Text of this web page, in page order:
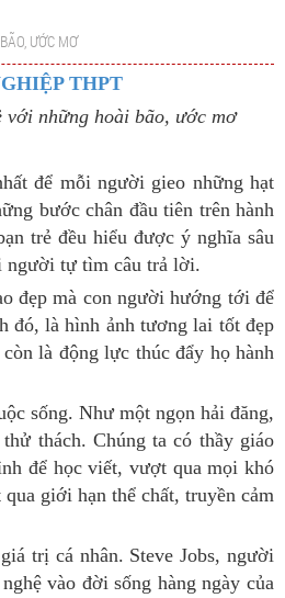
ƯỚC MƠ
THPT
với những hoài bão, ước mơ
để mỗi người gieo những hạt
bước chân đầu tiên trên hành
trẻ đều hiểu được ý nghĩa sâu
người tự tìm câu trả lời.
mà con người hướng tới để
đó, là hình ảnh tương lai tốt đẹp
là động lực thúc đẩy họ hành
sống. Như một ngọn hải đăng,
thách. Chúng ta có thầy giáo
để học viết, vượt qua mọi khó
giới hạn thể chất, truyền cảm
trị cá nhân. Steve Jobs, người
vào đời sống hàng ngày của